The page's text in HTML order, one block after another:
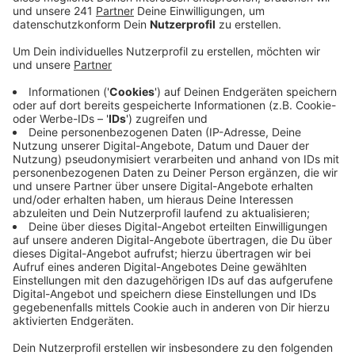
Die belgische Polizei geht davon aus, dass die Sachen
hier aus Deutschland stammen. Da unter dem Müll ein
deutsches Autokennzeichen und deutsche Mülltüten
sind, gehen die Ermittler davon aus, dass jemand
womöglich hier aus der Region den Müll über die
Grenze gefahren und dann im Wald entsorgt hat.
Es deute alles auf eine private Autowerkstatt oder
einen VW-Golf oder Oldtimer-Liebhaber hin. Denn die
Ermittler haben VW-Autoteile und eine große Menge
Reifen entsprechend identifiziert.
Weil es sich um eine große Menge Abfall von über 30
Kubikmetern handelt, vermutet die Polizei Büllingen,
dass die Unbekannten mit einem Muldenkipper oder